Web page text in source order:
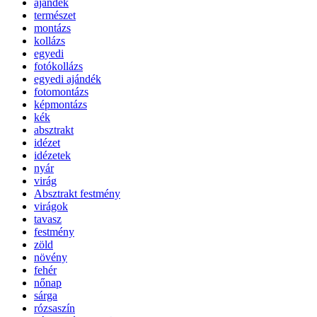
ajándék
természet
montázs
kollázs
egyedi
fotókollázs
egyedi ajándék
fotomontázs
képmontázs
kék
absztrakt
idézet
idézetek
nyár
virág
Absztrakt festmény
virágok
tavasz
festmény
zöld
növény
fehér
nőnap
sárga
rózsaszín